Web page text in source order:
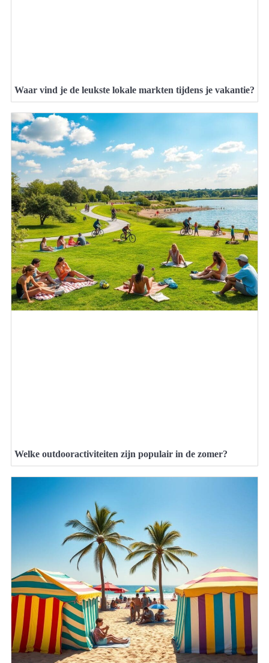
Waar vind je de leukste lokale markten tijdens je vakantie?
Welke outdooractiviteiten zijn populair in de zomer?